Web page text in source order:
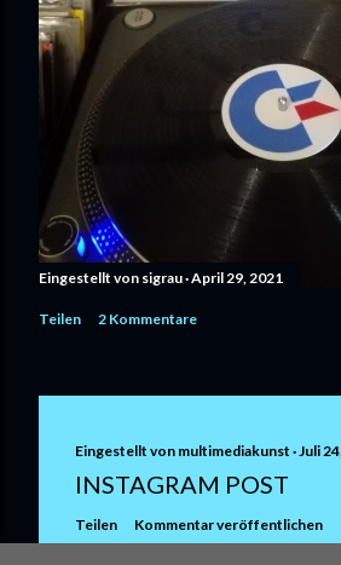
Eingestellt von sigrau April 29, 2021
Teilen 2 Kommentare
Eingestellt von multimediakunst Juli
INSTAGRAM POST
Teilen Kommentar veröffentlichen